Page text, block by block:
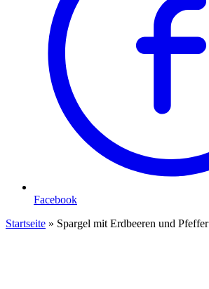
Facebook
Startseite » Spargel mit Erdbeeren und Pfeffer